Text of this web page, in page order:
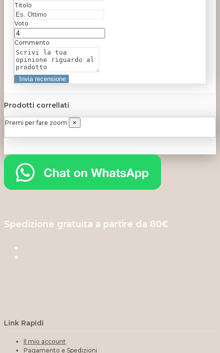
Titolo
Voto
Commento
Prodotti correllati
Premi per fare zoom ×
Spedizione gratuita a partire da 80€
Link Rapidi
Il mio account
Pagamento e Spedizioni